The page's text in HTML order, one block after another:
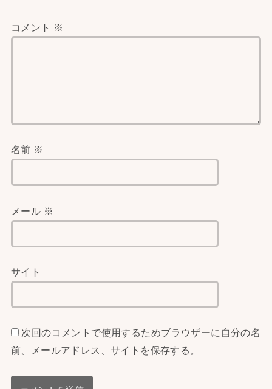
コメント ※
名前 ※
メール ※
サイト
次回のコメントで使用するためブラウザーに自分の名
前、メールアドレス、サイトを保存する。